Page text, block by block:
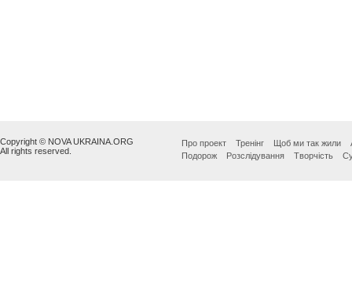
Copyright © NOVA UKRAINA.ORG
All rights reserved.
Про проект Тренінг Щоб ми так жили
Подорож
Розслідування Творчість